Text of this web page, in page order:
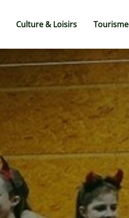
Culture & Loisirs Tourisme